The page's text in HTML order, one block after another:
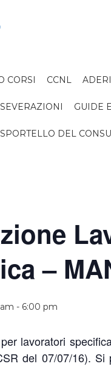
CORSI CCNL
GUIDE
SPORTELLO DEL
–
- 6:00 pm
lavoratori
del 07/07/16).